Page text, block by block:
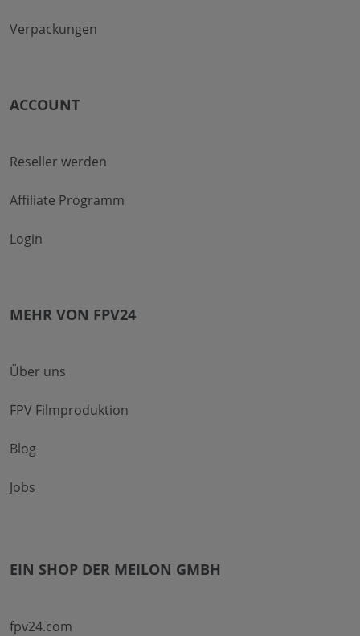
Verpackungen
ACCOUNT
Reseller werden
Affiliate Programm
Login
MEHR VON FPV24
Über uns
FPV Filmproduktion
Blog
Jobs
EIN SHOP DER MEILON GMBH
fpv24.com